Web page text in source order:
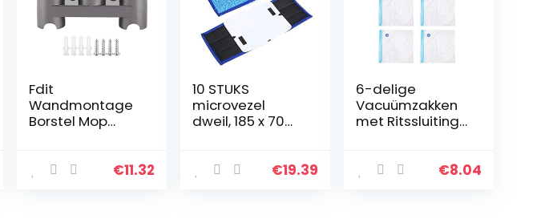
Fdit
Wandmontage
Borstel Mop
Organizer voor
€11.32
10 STUKS
microvezel
dweil, 185 x 70
wasbare nat-
€19.39
6-delige
Vacuümzakken
met Ritssluiting
aars
€8.04